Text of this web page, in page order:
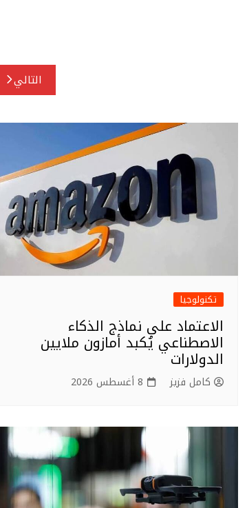
التالي
تكنولوجيا
الاعتماد على نماذج الذكاء
الاصطناعي يُكبد أمازون ملايين
الدولارات
كامل فزيز 8 أغسطس 2026